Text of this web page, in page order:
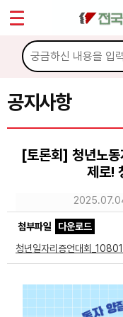
공지사항
[토론회] 청년노
제로!
첨부파일
다운로드
청년일자리증언대회
마이페이지
소개
소식
공지사항
성명·보도
노동상담
자료